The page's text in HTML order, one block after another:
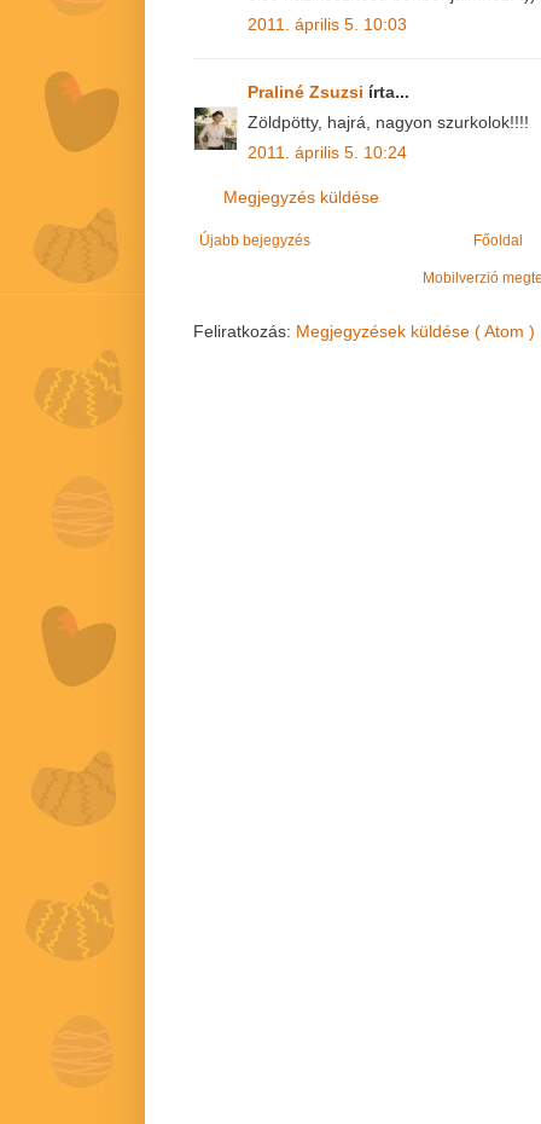
2011. április 5. 10:03
Praliné Zsuzsi írta...
Zöldpötty, hajrá, nagyon szurkolok!!!!
2011. április 5. 10:24
Megjegyzés küldése
Újabb bejegyzés Főoldal
Mobilverzió
Feliratkozás: Megjegyzések küldése ( Atom )